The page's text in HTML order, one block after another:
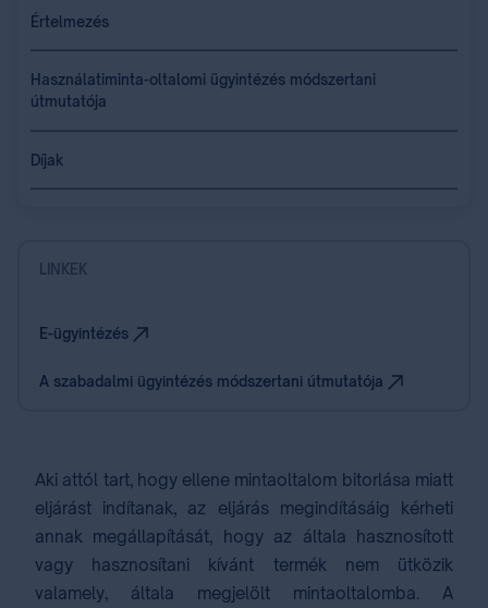
Értelmezés
Használatiminta-oltalomi ügyintézés módszertani
útmutatója
Díjak
LINKEK
E-ügyintézés
A szabadalmi ügyintézés módszertani útmutatója
Aki attól tart, hogy ellene mintaoltalom bitorlása miatt
eljárást indítanak, az eljárás megindításáig kérheti
annak megállapítását, hogy az általa hasznosított
vagy hasznosítani kívánt termék nem ütközik
valamely, általa megjelölt mintaoltalomba. A